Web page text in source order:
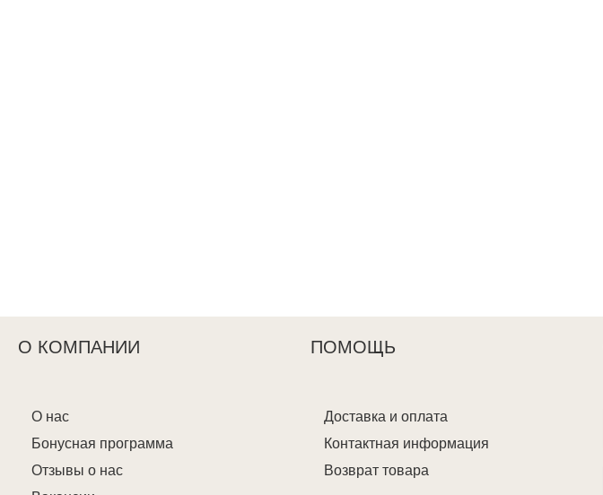
О КОМПАНИИ ПОМОЩЬ
О нас
Бонусная программа
Отзывы о нас
Доставка и оплата
Контактная информация
Возврат товара